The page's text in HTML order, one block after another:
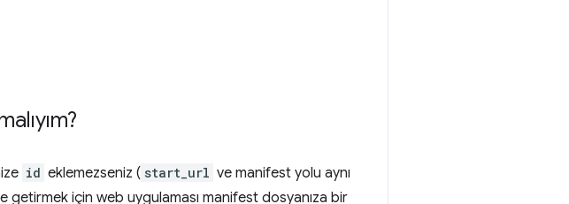
id eklemezseniz ( start_url ve manifest yolu aynı
getirmek için web uygulaması manifest dosyanıza bir